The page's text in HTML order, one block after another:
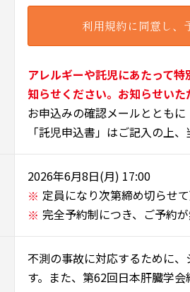
利用規約に同意し、
アレルギーや託児にあたって
知らせください。お知らせいた
お申込みの確認メールとともに
「託児申込書」はご記入の上
2026年6月8日(月) 17:00
定員になり次第締め切らせ
完全予約制につき、ご予約
不測の事故に対応するために
す。また、第62回日本肝臓学